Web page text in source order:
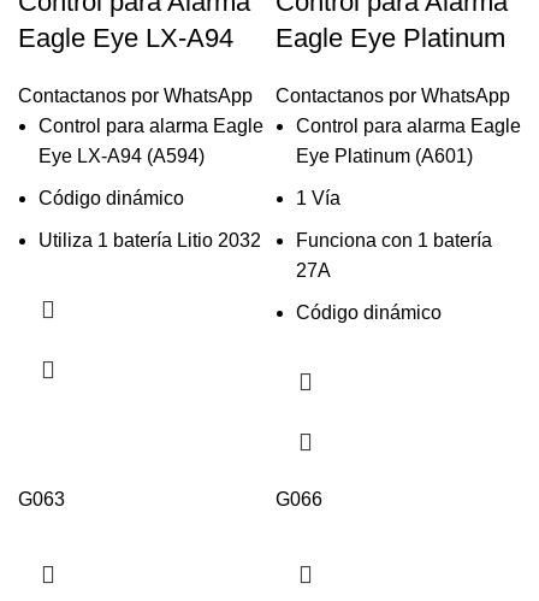
Eagle Eye LX-A94
Contactanos por WhatsApp
Control para alarma Eagle
Eye LX-A94 (A594)
Código dinámico
Utiliza 1 batería Litio 2032
Eagle Eye Platinum
Contactanos por WhatsApp
Control para alarma Eagle
Eye Platinum (A601)
1 Vía
Funciona con 1 batería
27A
Código dinámico
G063 G066